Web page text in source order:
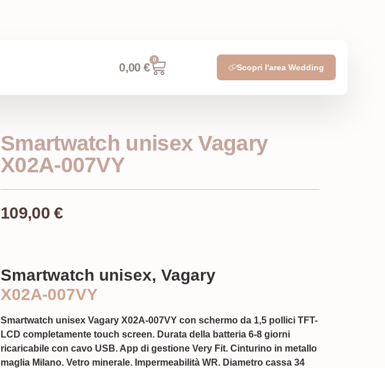
0,00 €
0
Scopri l'area Wedding
Smartwatch unisex Vagary
X02A-007VY
109,00€
Smartwatch unisex, Vagary
X02A-007VY
Smartwatch unisex Vagary X02A-007VY con schermo da 1,5 pollici TFT-
LCD completamente touch screen. Durata della batteria 6-8 giorni
ricaricabile con cavo USB. App di gestione Very Fit. Cinturino in metallo
maglia Milano. Vetro minerale. Impermeabilità WR. Diametro cassa 34